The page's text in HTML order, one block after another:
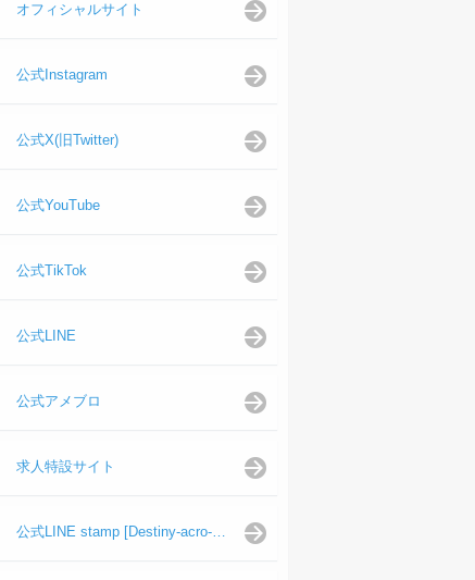
オフィシャルサイト
公式Instagram
公式X(旧Twitter)
公式YouTube
公式TikTok
公式LINE
公式アメブロ
求人特設サイト
公式LINE stamp [Destiny-acro-如月龍代表]